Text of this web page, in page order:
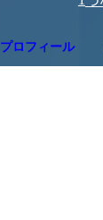
プロフィール